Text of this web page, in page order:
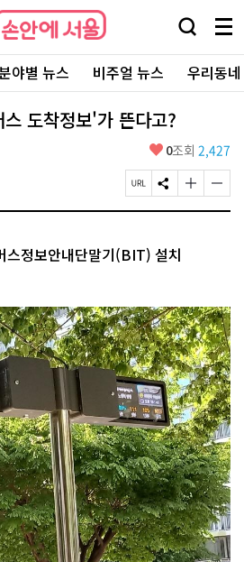
검
창
열
기
메
뉴
전
체
보
야별 뉴스 비주얼 뉴스 우리동
도착정보'가 뜬다고?
좋
요
0조회 2,427
페
이
R
L
S
N
유
하
글
자
하
기
글
자
하
기
스정보안내단말기(BIT) 설치